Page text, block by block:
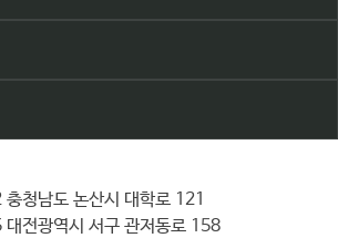
충청남도 논산시 대학로 121
대전광역시 서구 관저동로 158